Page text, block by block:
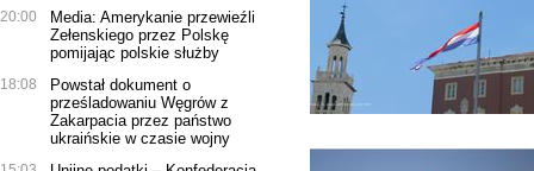
20:00
Media: Amerykanie przewieźli
Zełenskiego przez Polskę
pomijając polskie służby
18:08
Powstał dokument o
prześladowaniu Węgrów z
Zakarpacia przez państwo
ukraińskie w czasie wojny